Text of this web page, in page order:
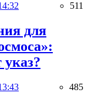
511
для
485